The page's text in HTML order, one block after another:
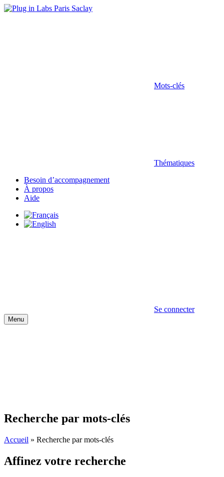
Mots-clés
Thématiques
Besoin d’accompagnement
À propos
Aide
Se connecter
Menu
Recherche par mots-clés
Accueil » Recherche par mots-clés
Affinez votre recherche